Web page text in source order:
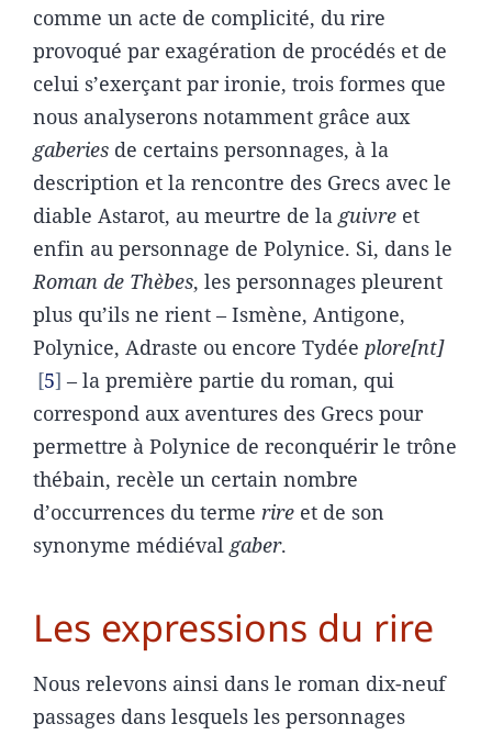
comme un acte de complicité, du rire
provoqué par exagération de procédés et de
celui s’exerçant par ironie, trois formes que
nous analyserons notamment grâce aux
gaberies de certains personnages, à la
description et la rencontre des Grecs avec le
diable Astarot, au meurtre de la guivre et
enfin au personnage de Polynice. Si, dans le
Roman de Thèbes, les personnages pleurent
plus qu’ils ne rient – Ismène, Antigone,
Polynice, Adraste ou encore Tydée plore[nt]
5 – la première partie du roman, qui
correspond aux aventures des Grecs pour
permettre à Polynice de reconquérir le trône
thébain, recèle un certain nombre
d’occurrences du terme rire et de son
synonyme médiéval gaber.
Les expressions du rire
Nous relevons ainsi dans le roman dix-neuf
passages dans lesquels les personnages